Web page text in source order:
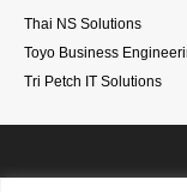
Thai NS Solutions
Toyo Business
Tri Petch IT Solutions